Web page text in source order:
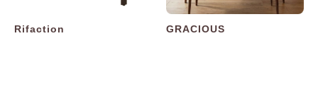
Rifaction GRACIOUS